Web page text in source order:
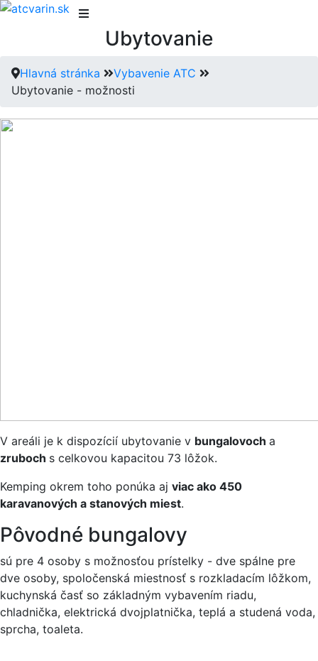
Ubytovanie
Hlavná stránka
Vybavenie ATC
Ubytovanie - možnosti
V areáli je k dispozícií ubytovanie v bungalovoch a
zruboch s celkovou kapacitou 73 lôžok.
Kemping okrem toho ponúka aj viac ako 450
karavanových a stanových miest.
Pôvodné bungalovy
sú pre 4 osoby s možnosťou prístelky - dve spálne pre
dve osoby, spoločenská miestnosť s rozkladacím lôžkom,
kuchynská časť so základným vybavením riadu,
chladnička, elektrická dvojplatnička, teplá a studená voda,
sprcha, toaleta.